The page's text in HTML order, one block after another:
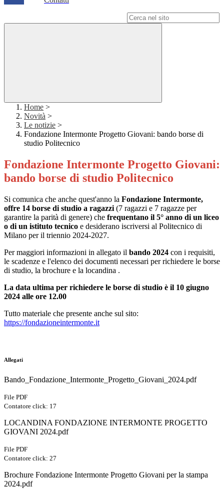
Home >
Novità >
Le notizie >
Fondazione Intermonte Progetto Giovani: bando borse di
studio Politecnico
Fondazione Intermonte Progetto Giovani:
bando borse di studio Politecnico
Si comunica che anche quest'anno la Fondazione Intermonte,
offre 14 borse di studio a ragazzi (7 ragazzi e 7 ragazze per
garantire la parità di genere) che frequentano il 5° anno di un liceo
o di un istituto tecnico e desiderano iscriversi al Politecnico di
Milano per il triennio 2024-2027.
Per maggiori informazioni in allegato il bando 2024 con i requisiti,
le scadenze e l'elenco dei documenti necessari per richiedere le borse
di studio, la brochure e la locandina .
La data ultima per richiedere le borse di studio è il 10 giugno
2024 alle ore 12.00
Tutto materiale che presente anche sul sito:
https://fondazioneintermonte.it
Allegati
Bando_Fondazione_Intermonte_Progetto_Giovani_2024.pdf
File PDF
Contatore click: 17
LOCANDINA FONDAZIONE INTERMONTE PROGETTO
GIOVANI 2024.pdf
File PDF
Contatore click: 27
Brochure Fondazione Intermonte Progetto Giovani per la stampa
2024.pdf